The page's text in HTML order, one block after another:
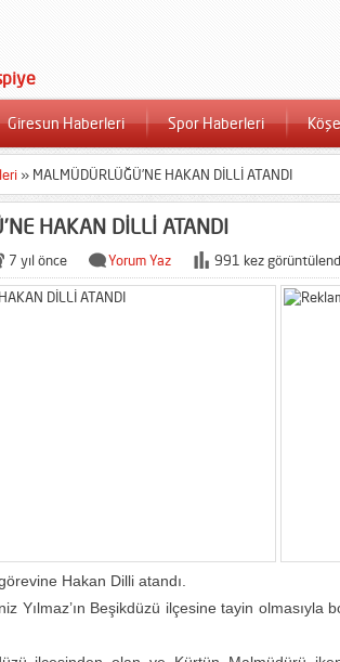
Giresun Haberleri Spor Haberleri Köşe
» MALMÜDÜRLÜĞÜ’NE HAKAN DİLLİ ATANDI
HAKAN DİLLİ ATANDI
7 yıl önce Yorum Yaz 991 kez
Hakan Dilli atandı.
Yılmaz’ın Beşikdüzü ilçesine tayin